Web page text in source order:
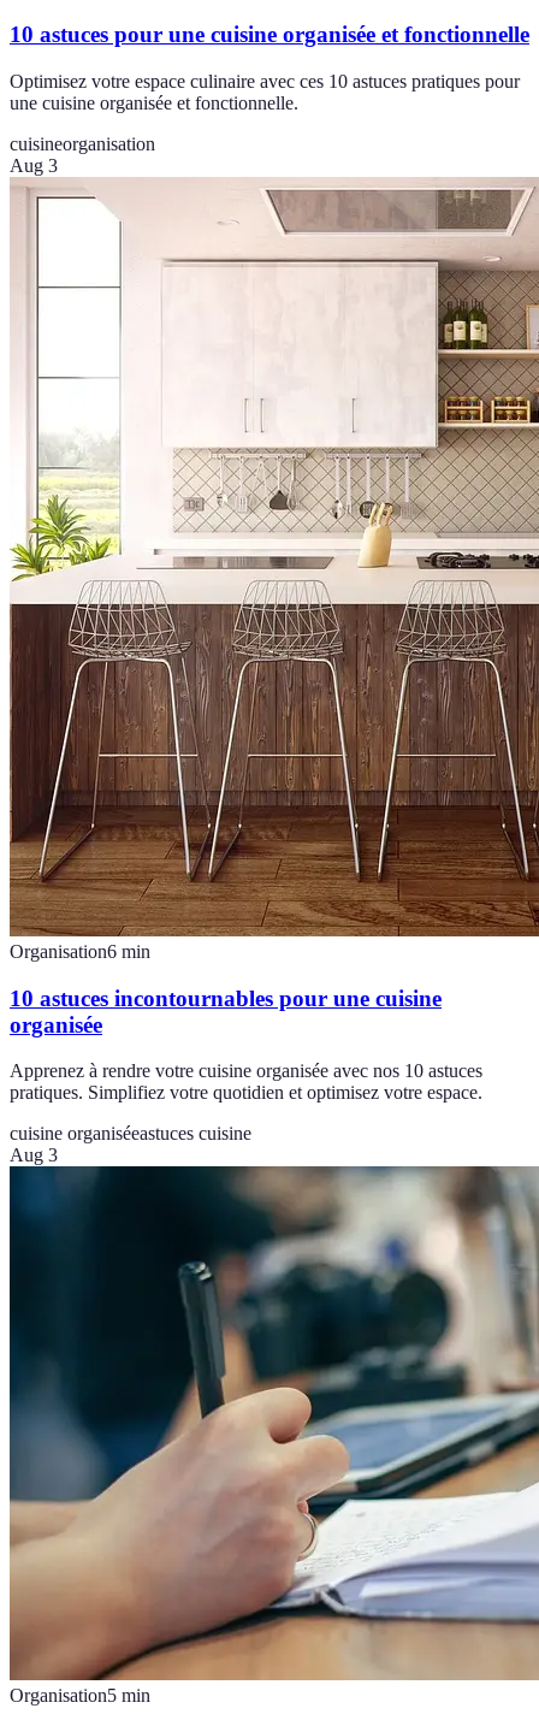
10 astuces pour une cuisine organisée et fonctionnelle
Optimisez votre espace culinaire avec ces 10 astuces pratiques pour
une cuisine organisée et fonctionnelle.
cuisineorganisation
Aug 3
Organisation6 min
10 astuces incontournables pour une cuisine
organisée
Apprenez à rendre votre cuisine organisée avec nos 10 astuces
pratiques. Simplifiez votre quotidien et optimisez votre espace.
cuisine organiséeastuces cuisine
Aug 3
Organisation5 min